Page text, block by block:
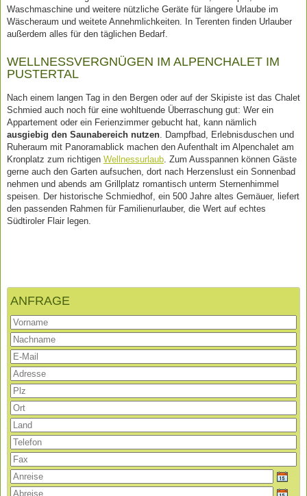
Waschmaschine und weitere nützliche Geräte für längere Urlaube im
Wäscheraum und weitete Annehmlichkeiten. In Terenten finden Urlauber
außerdem alles für den täglichen Bedarf.
WELLNESSVERGNÜGEN IM ALPENCHALET IM
PUSTERTAL
Nach einem langen Tag in den Bergen oder auf der Skipiste ist das Chalet
Schmied auch noch für eine wohltuende Überraschung gut: Wer ein
Appartement oder ein Ferienzimmer gebucht hat, kann nämlich
ausgiebig den Saunabereich nutzen. Dampfbad, Erlebnisduschen und
Ruheraum mit Panoramablick machen den Aufenthalt im Alpenchalet am
Kronplatz zum richtigen Wellnessurlaub. Zum Ausspannen können Gäste
gerne auch den Garten aufsuchen, dort nach Herzenslust ein Sonnenbad
nehmen und abends am Grillplatz romantisch unterm Sternenhimmel
speisen. Der historische Schmiedhof, ein 500 Jahre altes Gemäuer, liefert
den passenden Rahmen für Familienurlauber, die Wert auf echtes
Südtiroler Flair legen.
ANFRAGE